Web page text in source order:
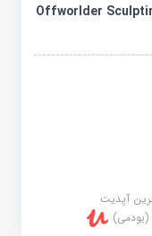
Offworlder
آپدیت